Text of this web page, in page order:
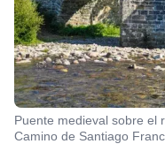
Puente medieval sobre el
Camino de Santiago